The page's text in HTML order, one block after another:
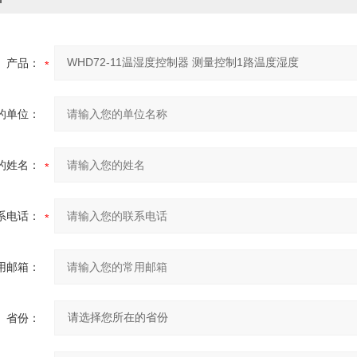
产品：
单位：
姓名：
电话：
邮箱：
省份：